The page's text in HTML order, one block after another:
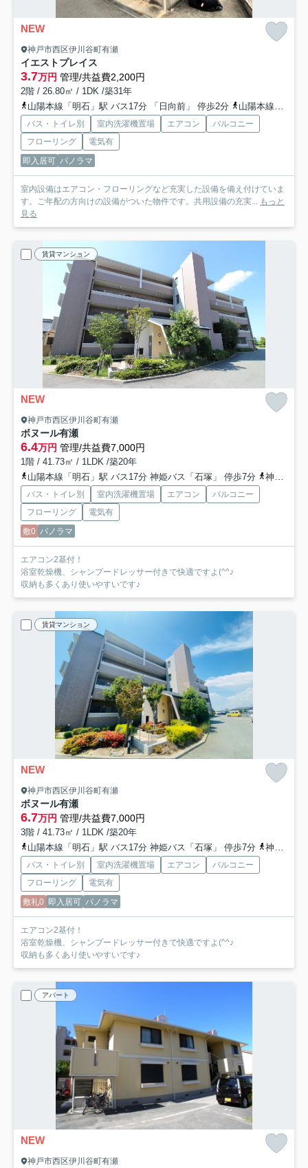
NEW
神戸市西区伊川谷町有瀬
イエストプレイス
3.7万円 管理/共益費2,200円
2階 / 26.80㎡ / 1DK /築31年
山陽本線「明石」駅 バス17分 「日向前」 停歩2分
山陽本線「朝霧」駅 徒歩35分
バス・トイレ別 室内洗濯機置場 エアコン
バルコニー
フローリング
電気有
即入居可 パノラマ
室内設備はエアコン・フローリングなど充実した設備を備え付けていま
す。ご年配の方向けの設備がついた物件です。共用設備の充実... もっと
見る
賃貸マンション
NEW
神戸市西区伊川谷町有瀬
ボヌール有瀬
6.4万円 管理/共益費7,000円
1階 / 41.73㎡ / 1LDK /築20年
山陽本線「明石」駅 バス17分 神姫バス「石塚」 停歩7分
神戸市西神・山手線「伊川谷」駅 バス18分 神姫バス「石塚」 停歩3分
バス・トイレ別 室内洗濯機置場 エアコン
バルコニー
フローリング
電気有
敷0 パノラマ
エアコン2基付！
浴室乾燥機、シャンプードレッサー付きで快適ですよ(^^♪
収納も多くあり使いやすいです♪
賃貸マンション
NEW
神戸市西区伊川谷町有瀬
ボヌール有瀬
6.7万円 管理/共益費7,000円
3階 / 41.73㎡ / 1LDK /築20年
山陽本線「明石」駅 バス17分 神姫バス「石塚」 停歩7分
神戸市西神・山手線「伊川谷」駅 バス18分 神姫バス「石塚」 停歩3分
バス・トイレ別 室内洗濯機置場 エアコン
バルコニー
フローリング
電気有
敷礼0 即入居可 パノラマ
エアコン2基付！
浴室乾燥機、シャンプードレッサー付きで快適ですよ(^^♪
収納も多くあり使いやすいです♪
アパート
NEW
神戸市西区伊川谷町有瀬